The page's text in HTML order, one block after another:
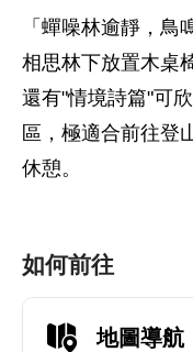
「蟬噪林逾靜，鳥
相思林下放置木桌
還有"情境詩篇"可
區，極適合前往登
休憩。
如何前往
地圖導航